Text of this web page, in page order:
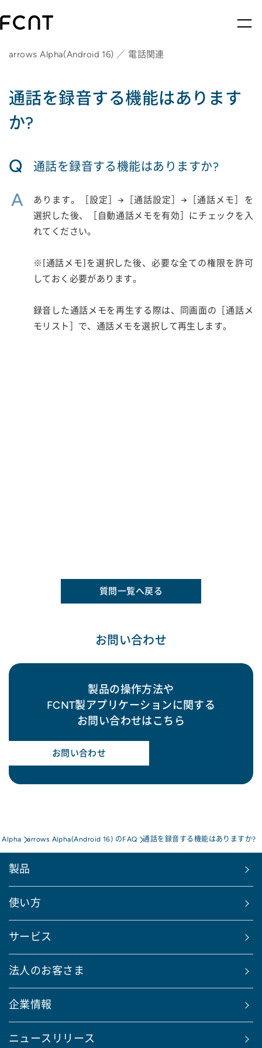
arrows Alpha(Android 16) ／ 電話関連
通話を録音する機能はあります
か?
Q 通話を録音する機能はありますか?
A
あります。［設定］→［通話設定］→［通話メモ］を
選択した後、［自動通話メモを有効］にチェックを入
れてください。
※[通話メモ]を選択した後、必要な全ての権限を許可
しておく必要があります。
録音した通話メモを再生する際は、同画面の［通話メ
モリスト］で、通話メモを選択して再生します。
質問一覧へ戻る
お問い合わせ
製品の操作方法や
FCNT製アプリケーションに関する
お問い合わせはこちら
お問い合わせ
Alpha arrows Alpha(Android 16) のFAQ 通話を録音する機能はありますか?
製品
使い方
サービス
法人のお客さま
企業情報
ニュースリリース